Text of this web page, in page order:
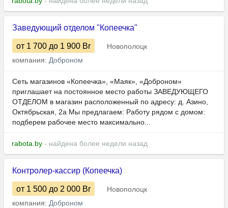
Заведующий отделом "Копеечка"
от 1 700 до 1 900 Br
Новополоцк
компания: Доброном
Сеть магазинов «Копеечка», «Маяк», «Доброном»
приглашает на постоянное место работы ЗАВЕДУЮЩЕГО
ОТДЕЛОМ в магазин расположенный по адресу: д. Азино,
Октябрьская, 2а Мы предлагаем: Работу рядом с домом:
подберем рабочее место максимально...
rabota.by - найдена более недели назад
Контролер-кассир (Копеечка)
от 1 500 до 2 000 Br
Новополоцк
компания: Доброном